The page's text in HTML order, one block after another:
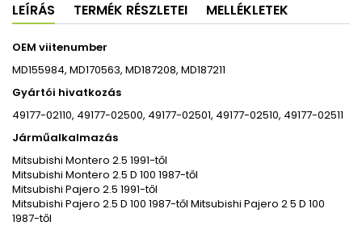
LEÍRÁS TERMÉK RÉSZLETEI MELLÉKLETEK
OEM viitenumber
MD155984, MD170563, MD187208, MD187211
Gyártói hivatkozás
49177-02110, 49177-02500, 49177-02501, 49177-02510, 49177-02511
Járműalkalmazás
Mitsubishi Montero 2.5 1991-től
Mitsubishi Montero 2.5 D 100 1987-től
Mitsubishi Pajero 2.5 1991-től
Mitsubishi Pajero 2.5 D 100 1987-től Mitsubishi Pajero 2 5 D 100
1987-től